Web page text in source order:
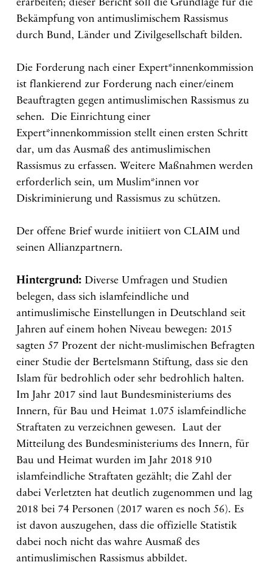
erarbeiten; dieser Bericht soll die Grundlage für die
Bekämpfung von antimuslimischem Rassismus
durch Bund, Länder und Zivilgesellschaft bilden.
Die Forderung nach einer Expert*innenkommission
ist flankierend zur Forderung nach einer/einem
Beauftragten gegen antimuslimischen Rassismus zu
sehen. Die Einrichtung einer
Expert*innenkommission stellt einen ersten Schritt
dar, um das Ausmaß des antimuslimischen
Rassismus zu erfassen. Weitere Maßnahmen werden
erforderlich sein, um Muslim*innen vor
Diskriminierung und Rassismus zu schützen.
Der offene Brief wurde initiiert von CLAIM und
seinen Allianzpartnern.
Hintergrund: Diverse Umfragen und Studien
belegen, dass sich islamfeindliche und
antimuslimische Einstellungen in Deutschland seit
Jahren auf einem hohen Niveau bewegen: 2015
sagten 57 Prozent der nicht-muslimischen Befragten
einer Studie der Bertelsmann Stiftung, dass sie den
Islam für bedrohlich oder sehr bedrohlich halten.
Im Jahr 2017 sind laut Bundesministeriums des
Innern, für Bau und Heimat 1.075 islamfeindliche
Straftaten zu verzeichnen gewesen. Laut der
Mitteilung des Bundesministeriums des Innern, für
Bau und Heimat wurden im Jahr 2018 910
islamfeindliche Straftaten gezählt; die Zahl der
dabei Verletzten hat deutlich zugenommen und lag
2018 bei 74 Personen (2017 waren es noch 56). Es
ist davon auszugehen, dass die offizielle Statistik
dabei noch nicht das wahre Ausmaß des
antimuslimischen Rassismus abbildet.